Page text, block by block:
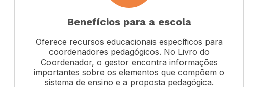
Benefícios para a escola
Oferece recursos educacionais específicos para
coordenadores pedagógicos. No Livro do
Coordenador, o gestor encontra informações
importantes sobre os elementos que compõem o
sistema de ensino e a proposta pedagógica.